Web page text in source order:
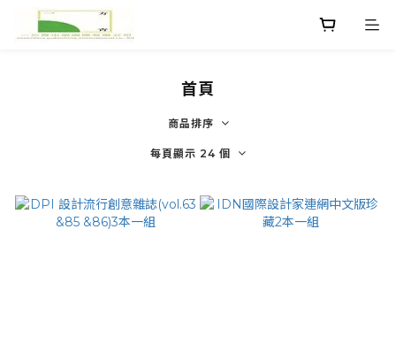
首頁
商品排序
每頁顯示 24 個